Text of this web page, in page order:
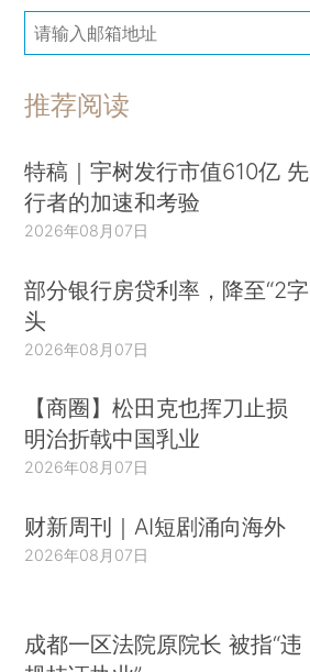
推荐阅读
特稿｜宇树发行市值610亿 先
行者的加速和考验
2026年08月07日
部分银行房贷利率，降至“2字
头
2026年08月07日
【商圈】松田克也挥刀止损
明治折戟中国乳业
2026年08月07日
财新周刊｜AI短剧涌向海外
2026年08月07日
成都一区法院原院长 被指“违